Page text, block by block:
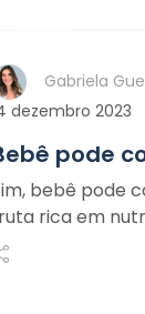
Gabriela
dezembro 2023
pode
bebê pode
rica em